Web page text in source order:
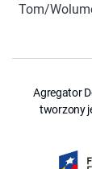
Tom/
Agregator
tworzony